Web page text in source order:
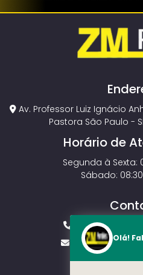
Av. Professor Luiz Ignácio
Pastora São Paulo -
Horário de
Segunda à Sexta:
Sábado:
(11) 2143-4826
Olá!